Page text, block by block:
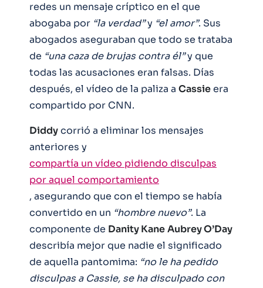
redes un mensaje críptico en el que
abogaba por “la verdad”y “el amor”. Sus
abogados aseguraban que todo se trataba
de “una caza de brujas contra él”y que
todas las acusaciones eran falsas. Días
después, el vídeo de la paliza a Cassieera
compartido por CNN.
Diddycorrió a eliminar los mensajes
anteriores y
compartía un vídeo pidiendo disculpas
por aquel comportamiento
, asegurando que con el tiempo se había
convertido en un “hombre nuevo”. La
componente de Danity KaneAubrey O’Day
describía mejor que nadie el significado
de aquella pantomima: “no le ha pedido
disculpas a Cassie, se ha disculpado con